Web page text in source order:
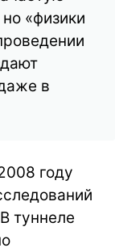
«физики
в
году
туннеле